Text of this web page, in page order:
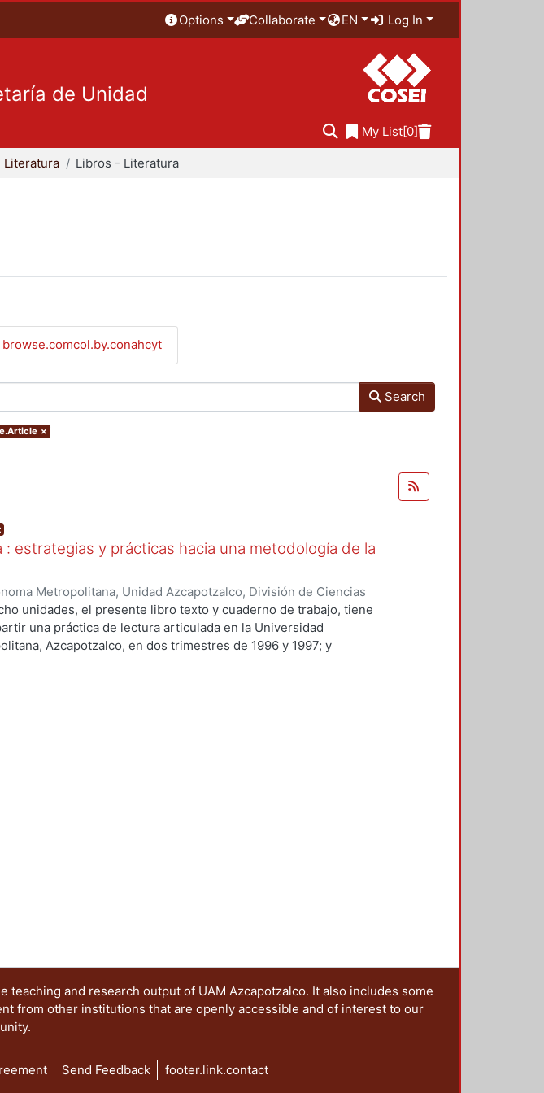
Options Collaborate EN Log In
de Unidad
My List[0]
Literatura Libros - Literatura
browse.comcol.by.conahcyt
Search
×
: estrategias y prácticas hacia una metodología de la
Metropolitana, Unidad Azcapotzalco, División de Ciencias
Departamento de Humanidades, Área de Literatura, 2001)
unidades, el presente libro texto y cuaderno de trabajo, tiene
una práctica de lectura articulada en la Universidad
Azcapotzalco, en dos trimestres de 1996 y 1997; y
and research output of UAM Azcapotzalco. It also includes some
from other institutions that are openly accessible and of interest to our
Send Feedback footer.link.contact